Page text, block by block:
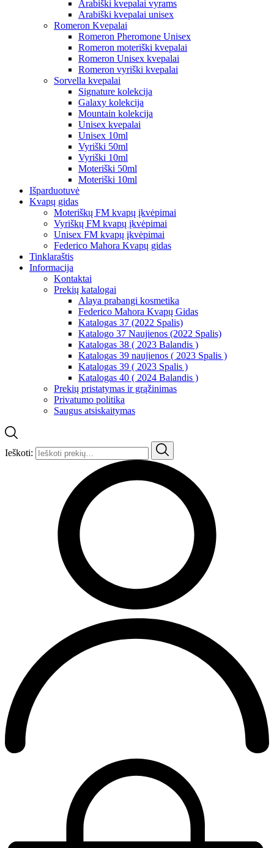
Arabiški kvepalai vyrams
Arabiški kvepalai unisex
Romeron Kvepalai
Romeron Pheromone Unisex
Romeron moteriški kvepalai
Romeron Unisex kvepalai
Romeron vyriški kvepalai
Sorvella kvepalai
Signature kolekcija
Galaxy kolekcija
Mountain kolekcija
Unisex kvepalai
Unisex 10ml
Vyriški 50ml
Vyriški 10ml
Moteriški 50ml
Moteriški 10ml
Išparduotuvė
Kvapų gidas
Moteriškų FM kvapų įkvėpimai
Vyriškų FM kvapų įkvėpimai
Unisex FM kvapų įkvėpimai
Federico Mahora Kvapų gidas
Tinklaraštis
Informacija
Kontaktai
Prekių katalogai
Alaya prabangi kosmetika
Federico Mahora Kvapų Gidas
Katalogas 37 (2022 Spalis)
Katalogo 37 Naujienos (2022 Spalis)
Katalogas 38 ( 2023 Balandis )
Katalogas 39 naujienos ( 2023 Spalis )
Katalogas 39 ( 2023 Spalis )
Katalogas 40 ( 2024 Balandis )
Prekių pristatymas ir grąžinimas
Privatumo politika
Saugus atsiskaitymas
Ieškoti: